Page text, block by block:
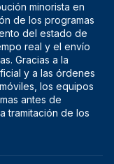
minorista en
de los programas
del estado de
real y el envío
Gracias a la
y a las órdenes
los equipos
antes de
tramitación de los